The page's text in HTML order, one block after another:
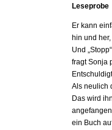
Leseprobe
Er kann
hin und
Und
fragt Sonja
Als neulich
Das wird
ein Buch